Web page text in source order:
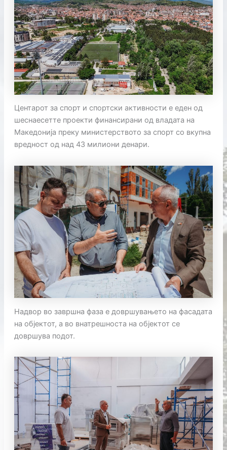
Центарот за спорт и спортски активности е еден од
шеснаесетте проекти финансирани од владата на
Македонија преку министерството за спорт со вкупна
вредност од над 43 милиони денари.
Надвор во завршна фаза е довршувањето на фасадата
на објектот, а во внатрешноста на објектот се
довршува подот.